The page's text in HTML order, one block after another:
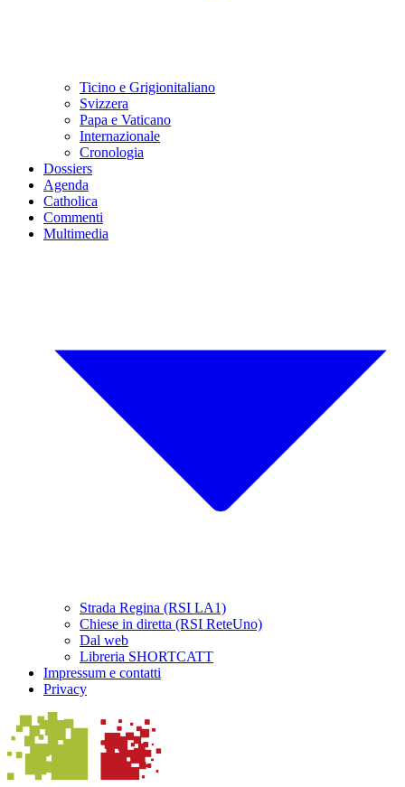
Ticino e Grigionitaliano
Svizzera
Papa e Vaticano
Internazionale
Cronologia
Dossiers
Agenda
Catholica
Commenti
Multimedia
Strada Regina (RSI LA1)
Chiese in diretta (RSI ReteUno)
Dal web
Libreria SHORTCATT
Impressum e contatti
Privacy